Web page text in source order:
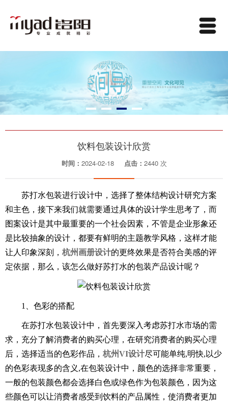
饮料包装设计欣赏
时间： 2024-02-18 点击： 2440 次
苏打水包装进行设计中，选择了整体结构设计研究方案
和主色，接下来我们就需要通过具体的设计学生思考了，而
图案设计是其中最重要的一个社会因素，不管是企业形象还
是比较抽象的设计，都要有鲜明的主题教学风格，这样才能
让人印象深刻， 杭州画册设计的更终效果是否符合美感的评
定依据，那么，该怎么做好苏打水的包装产品设计呢？
1、色彩的搭配
在苏打水包装设计中，首先要深入考虑苏打水市场的需
求，充分了解消费者的购买心理，在研究消费者的购买心理
后，选择适当的色彩作品， 杭州VI设计尽可能单纯,明快,以少
的色彩表现多的含义,在包装设计中，颜色的选择非常重要，
一般的包装颜色都会选择白色或绿色作为包装颜色，因为这
些颜色可以让消费者感受到饮料的产品属性，使消费者更加